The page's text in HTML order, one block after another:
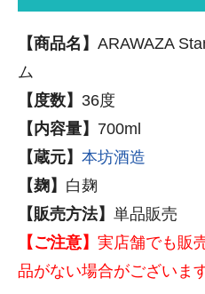
【商品名】 ARAWAZA
ム
【度数】 36度
【内容量】 700ml
【蔵元】 本坊酒造
【麹】 白麹
【販売方法】 単品販売
【ご注意】 実店舗でも販
品がない場合がございます